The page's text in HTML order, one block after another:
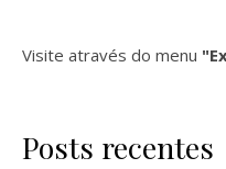
Visite através do menu
Posts recentes